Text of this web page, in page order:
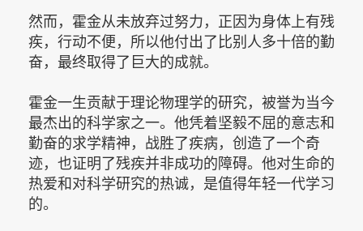
然而，霍金从未放弃过努力，正因为身体上有残
疾，行动不便，所以他付出了比别人多十倍的勤
奋，最终取得了巨大的成就。
霍金一生贡献于理论物理学的研究，被誉为当今
最杰出的科学家之一。他凭着坚毅不屈的意志和
勤奋的求学精神，战胜了疾病，创造了一个奇
迹，也证明了残疾并非成功的障碍。他对生命的
热爱和对科学研究的热诚，是值得年轻一代学习
的。